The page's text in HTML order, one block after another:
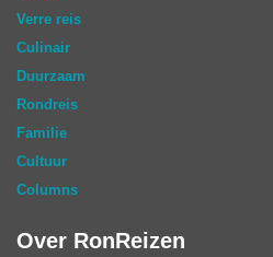
Verre reis
Culinair
Duurzaam
Rondreis
Familie
Cultuur
Columns
Over RonReizen